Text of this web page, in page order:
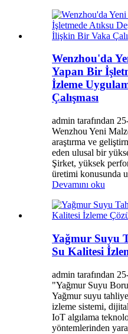
Wenzhou'da
Yapan Bir
İzleme
Çalışması
admin tarafından
Wenzhou Yeni
araştırma ve
eden ulusal bir
Şirket, yüksek
üretimi konusunda
Devamını oku
Yağmur Suyu
Su Kalitesi
admin tarafından
"Yağmur Suyu
Yağmur suyu
izleme sistemi,
IoT algılama
yöntemlerinden